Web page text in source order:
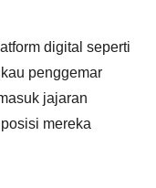
digital seperti
penggemar
jajaran
mereka